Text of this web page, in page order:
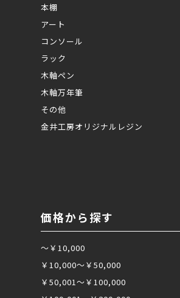
本棚
アート
コンソール
ラック
木軸ペン
木軸万年筆
その他
金井工房オリジナルレジン
価格から探す
～￥10,000
￥10,000～￥50,000
￥50,001～￥100,000